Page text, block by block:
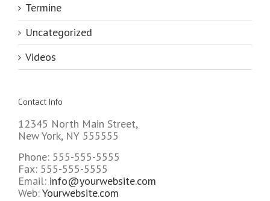
Termine
Uncategorized
Videos
Contact Info
12345 North Main Street,
New York, NY 555555
Phone: 555-555-5555
Fax: 555-555-5555
Email: info@yourwebsite.com
Web:Yourwebsite.com